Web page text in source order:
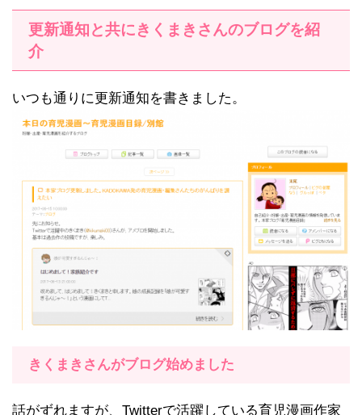
更新通知と共にきくまきさんのブログを紹
介
いつも通りに更新通知を書きました。
きくまきさんがブログ始めました
話がずれますが、Twitterで活躍している育児漫画作家